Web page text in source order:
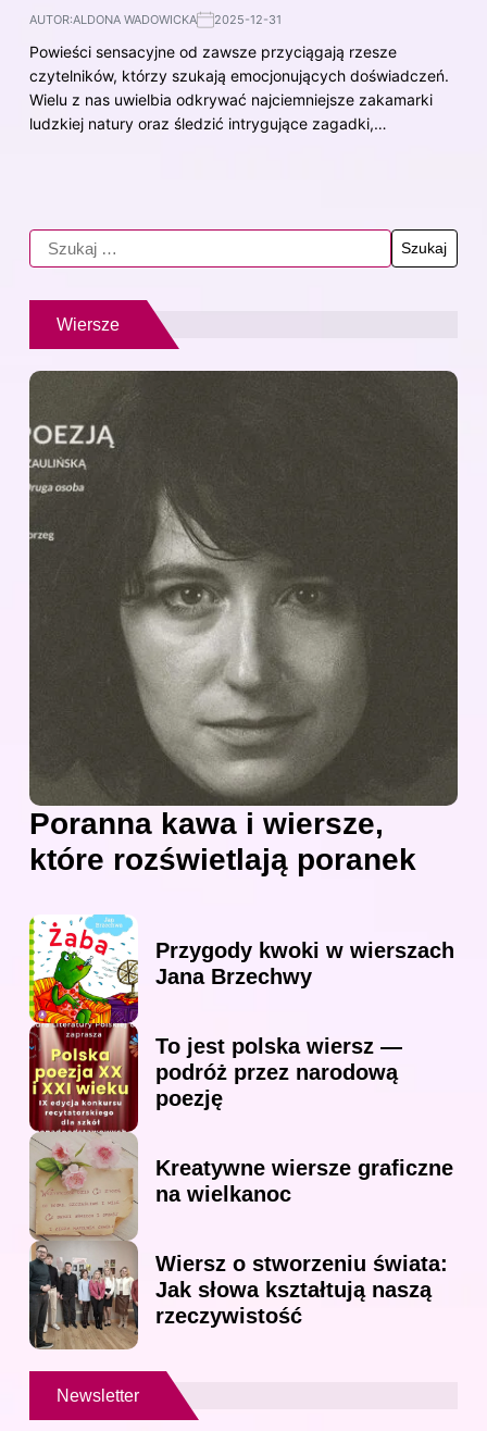
AUTOR:ALDONA WADOWICKA 2025-12-31
Powieści sensacyjne od zawsze przyciągają rzesze
czytelników, którzy szukają emocjonujących doświadczeń.
Wielu z nas uwielbia odkrywać najciemniejsze zakamarki
ludzkiej natury oraz śledzić intrygujące zagadki,…
Wiersze
Poranna kawa i wiersze,
które rozświetlają poranek
Przygody kwoki w wierszach
Jana Brzechwy
To jest polska wiersz —
podróż przez narodową
poezję
Kreatywne wiersze graficzne
na wielkanoc
Wiersz o stworzeniu świata:
Jak słowa kształtują naszą
rzeczywistość
Newsletter